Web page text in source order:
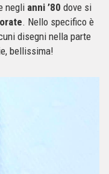
negli anni ’80 dove si
. Nello specifico è
disegni nella parte
bellissima!